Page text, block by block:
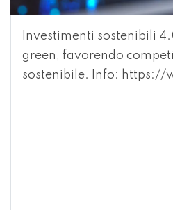
Investimenti sostenibili
green, favorendo
sostenibile. Info: https://